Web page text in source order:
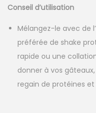
Conseil d’utilisation
Mélangez-le avec de
préférée de shake
rapide ou une
donner à vos
regain de protéines et